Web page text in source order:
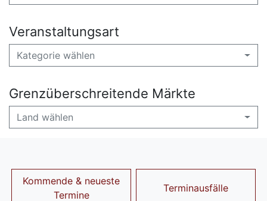
Veranstaltungsart
Kategorie wählen
Grenzüberschreitende Märkte
Land wählen
Kommende & neueste
Termine
Terminausfälle